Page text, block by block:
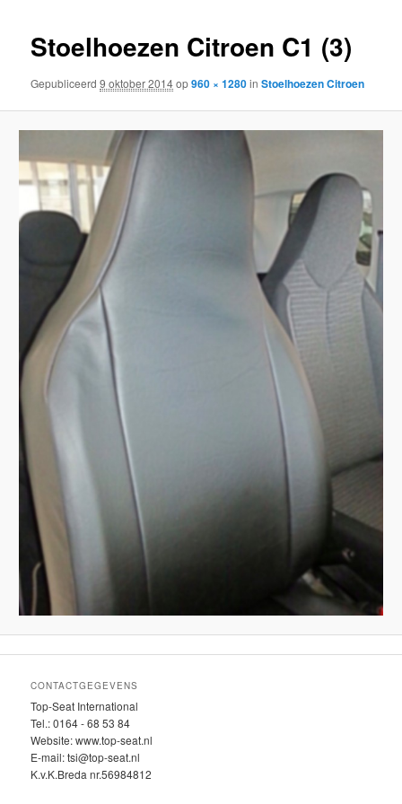
Stoelhoezen Citroen C1 (3)
Gepubliceerd9 oktober 2014op960 × 1280inStoelhoezen Citroen
CONTACTGEGEVENS
Top-Seat International
Tel.: 0164 - 68 53 84
Website: www.top-seat.nl
E-mail: tsi@top-seat.nl
K.v.K.Breda nr.56984812